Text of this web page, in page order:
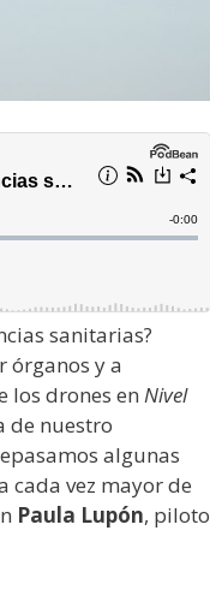
sanitarias?
órganos y a
los drones en Nivel
de nuestro
algunas
cada vez mayor de
Paula Lupón, piloto